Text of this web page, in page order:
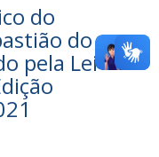
do
do
pela Lei